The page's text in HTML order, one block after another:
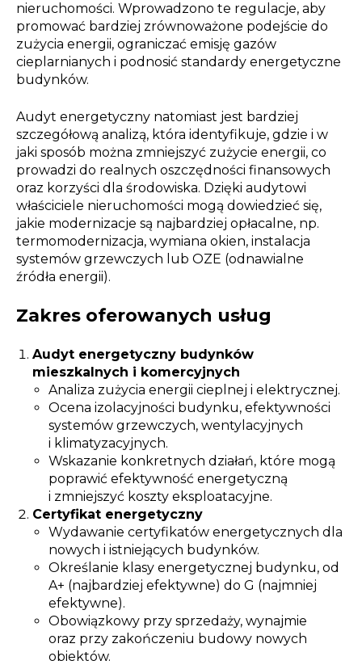
nieruchomości. Wprowadzono te regulacje, aby
promować bardziej zrównoważone podejście do
zużycia energii, ograniczać emisję gazów
cieplarnianych i podnosić standardy energetyczne
budynków.
Audyt energetyczny natomiast jest bardziej
szczegółową analizą, która identyfikuje, gdzie i w
jaki sposób można zmniejszyć zużycie energii, co
prowadzi do realnych oszczędności finansowych
oraz korzyści dla środowiska. Dzięki audytowi
właściciele nieruchomości mogą dowiedzieć się,
jakie modernizacje są najbardziej opłacalne, np.
termomodernizacja, wymiana okien, instalacja
systemów grzewczych lub OZE (odnawialne
źródła energii).
Zakres oferowanych usług
Audyt energetyczny budynków
mieszkalnych i komercyjnych
Analiza zużycia energii cieplnej i elektrycznej.
Ocena izolacyjności budynku, efektywności
systemów grzewczych, wentylacyjnych
i klimatyzacyjnych.
Wskazanie konkretnych działań, które mogą
poprawić efektywność energetyczną
i zmniejszyć koszty eksploatacyjne.
Certyfikat energetyczny
Wydawanie certyfikatów energetycznych dla
nowych i istniejących budynków.
Określanie klasy energetycznej budynku, od
A+ (najbardziej efektywne) do G (najmniej
efektywne).
Obowiązkowy przy sprzedaży, wynajmie
oraz przy zakończeniu budowy nowych
obiektów.